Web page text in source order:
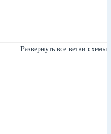
Развернуть все ветви схемы